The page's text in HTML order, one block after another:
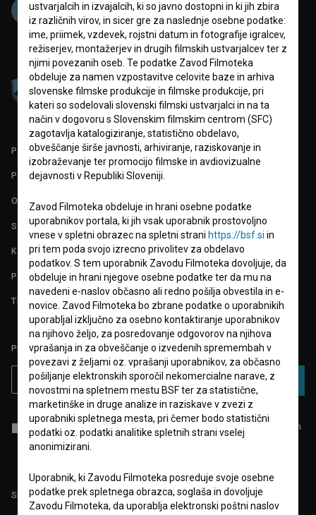
PARTNERJI
POGOJI UPORABE
O PROJEKTU
STATISTIKA
KONTAKT
POGOSTA VPRAŠANJA
TEST FUNKCIONALNOSTI
PRIJAVITE SE NA BSF NOVIČNIK:
PRIJAVA
Sprejemam splošne pogojein dajem soglasje
za zbiranje, hrambo in
obdelavo osebnih podatkov.
Sledite nam na:
ustvarjalcih in izvajalcih, ki so javno dostopni in ki jih zbira
iz različnih virov, in sicer gre za naslednje osebne podatke:
ime, priimek, vzdevek, rojstni datum in fotografije igralcev,
režiserjev, montažerjev in drugih filmskih ustvarjalcev ter z
njimi povezanih oseb. Te podatke Zavod Filmoteka
obdeluje za namen vzpostavitve celovite baze in arhiva
slovenske filmske produkcije in filmske produkcije, pri
kateri so sodelovali slovenski filmski ustvarjalci in na ta
način v dogovoru s Slovenskim filmskim centrom (SFC)
zagotavlja katalogiziranje, statistično obdelavo,
obveščanje širše javnosti, arhiviranje, raziskovanje in
izobraževanje ter promocijo filmske in avdiovizualne
dejavnosti v Republiki Sloveniji.
Zavod Filmoteka obdeluje in hrani osebne podatke
uporabnikov portala, ki jih vsak uporabnik prostovoljno
vnese v spletni obrazec na spletni strani https://bsf.si in
pri tem poda svojo izrecno privolitev za obdelavo
podatkov. S tem uporabnik Zavodu Filmoteka dovoljuje, da
obdeluje in hrani njegove osebne podatke ter da mu na
navedeni e-naslov občasno ali redno pošilja obvestila in e-
novice. Zavod Filmoteka bo zbrane podatke o uporabnikih
uporabljal izključno za osebno kontaktiranje uporabnikov
na njihovo željo, za posredovanje odgovorov na njihova
vprašanja in za obveščanje o izvedenih spremembah v
povezavi z željami oz. vprašanji uporabnikov, za občasno
pošiljanje elektronskih sporočil nekomercialne narave, z
novostmi na spletnem mestu BSF ter za statistične,
marketinške in druge analize in raziskave v zvezi z
uporabniki spletnega mesta, pri čemer bodo statistični
podatki oz. podatki analitike spletnih strani vselej
anonimizirani.
Uporabnik, ki Zavodu Filmoteka posreduje svoje osebne
podatke prek spletnega obrazca, soglaša in dovoljuje
Zavodu Filmoteka, da uporablja elektronski poštni naslov